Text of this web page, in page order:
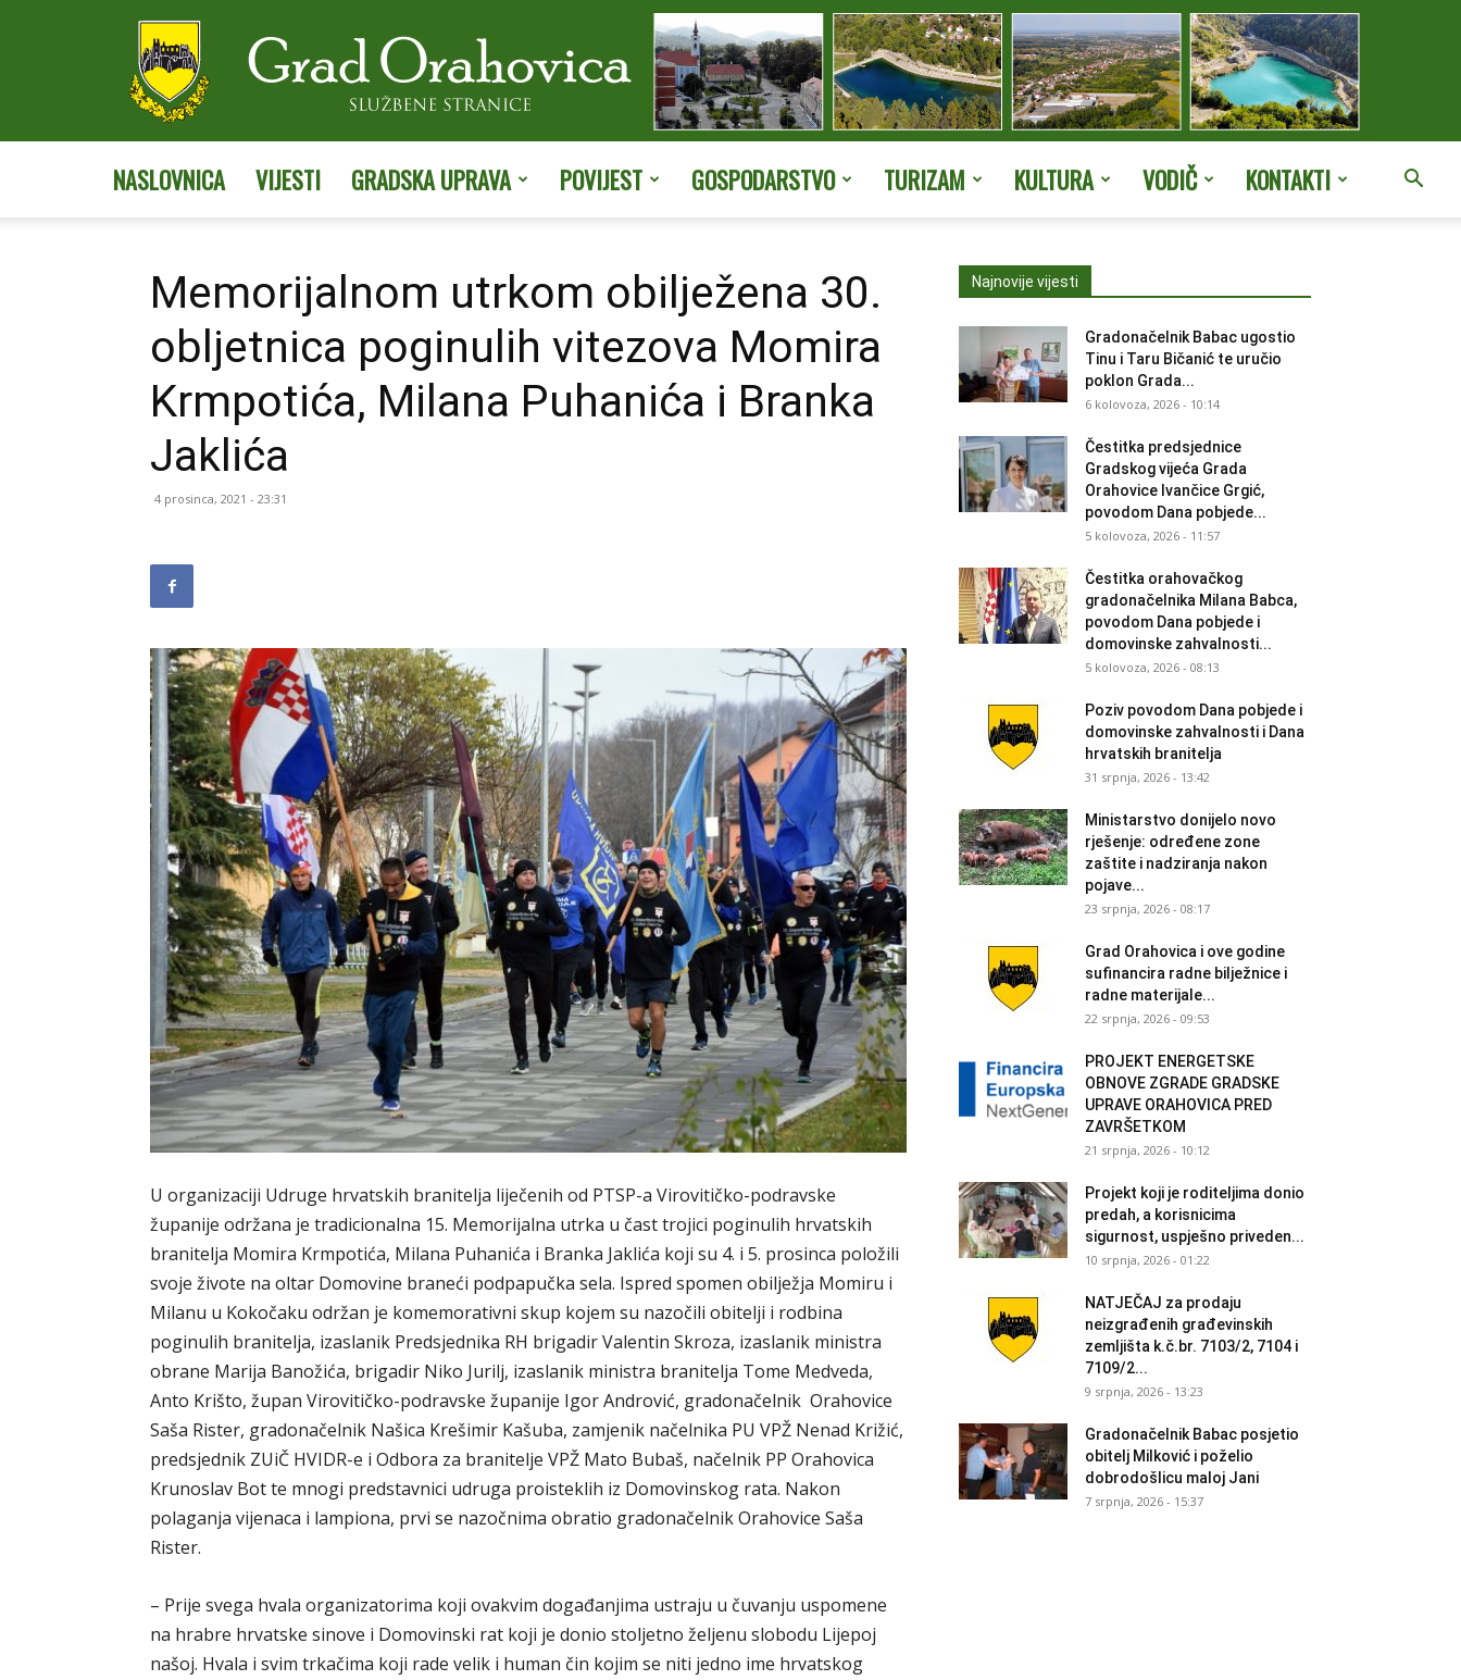
stranice
NASLOVNICA VIJESTI GRADSKA UPRAVA POVIJEST GOSPODARSTVO TURIZAM KULTURA VODIČ KONTAKTI
Memorijalnom utrkom obilježena 30.
obljetnica poginulih vitezova Momira
Krmpotića, Milana Puhanića i Branka
Jaklića
4 prosinca, 2021 - 23:31
U organizaciji Udruge hrvatskih branitelja liječenih od PTSP-a Virovitičko-podravske
županije održana je tradicionalna 15. Memorijalna utrka u čast trojici poginulih hrvatskih
branitelja Momira Krmpotića, Milana Puhanića i Branka Jaklića koji su 4. i 5. prosinca položili
svoje živote na oltar Domovine braneći podpapučka sela. Ispred spomen obilježja Momiru i
Milanu u Kokočaku održan je komemorativni skup kojem su nazočili obitelji i rodbina
poginulih branitelja, izaslanik Predsjednika RH brigadir Valentin Skroza, izaslanik ministra
obrane Marija Banožića, brigadir Niko Jurilj, izaslanik ministra branitelja Tome Medveda,
Anto Krišto, župan Virovitičko-podravske županije Igor Andrović, gradonačelnik Orahovice
Saša Rister, gradonačelnik Našica Krešimir Kašuba, zamjenik načelnika PU VPŽ Nenad Križić,
predsjednik ZUiČ HVIDR-e i Odbora za branitelje VPŽ Mato Bubaš, načelnik PP Orahovica
Krunoslav Bot te mnogi predstavnici udruga proisteklih iz Domovinskog rata. Nakon
polaganja vijenaca i lampiona, prvi se nazočnima obratio gradonačelnik Orahovice Saša
Rister.
– Prije svega hvala organizatorima koji ovakvim događanjima ustraju u čuvanju uspomene
na hrabre hrvatske sinove i Domovinski rat koji je donio stoljetno željenu slobodu Lijepoj
našoj. Hvala i svim trkačima koji rade velik i human čin kojim se niti jedno ime hrvatskog
Najnovije vijesti
Gradonačelnik Babac ugostio
Tinu i Taru Bičanić te uručio
poklon Grada...
6 kolovoza, 2026 - 10:14
Čestitka predsjednice
Gradskog vijeća Grada
Orahovice Ivančice Grgić,
povodom Dana pobjede...
5 kolovoza, 2026 - 11:57
Čestitka orahovačkog
gradonačelnika Milana Babca,
povodom Dana pobjede i
domovinske zahvalnosti...
5 kolovoza, 2026 - 08:13
Poziv povodom Dana pobjede i
domovinske zahvalnosti i Dana
hrvatskih branitelja
31 srpnja, 2026 - 13:42
Ministarstvo donijelo novo
rješenje: određene zone
zaštite i nadziranja nakon
pojave...
23 srpnja, 2026 - 08:17
Grad Orahovica i ove godine
sufinancira radne bilježnice i
radne materijale...
22 srpnja, 2026 - 09:53
PROJEKT ENERGETSKE
OBNOVE ZGRADE GRADSKE
UPRAVE ORAHOVICA PRED
ZAVRŠETKOM
21 srpnja, 2026 - 10:12
Projekt koji je roditeljima donio
predah, a korisnicima
sigurnost, uspješno priveden...
10 srpnja, 2026 - 01:22
NATJEČAJ za prodaju
neizgrađenih građevinskih
zemljišta k.č.br. 7103/2, 7104 i
7109/2...
9 srpnja, 2026 - 13:23
Gradonačelnik Babac posjetio
obitelj Milković i poželio
dobrodošlicu maloj Jani
7 srpnja, 2026 - 15:37